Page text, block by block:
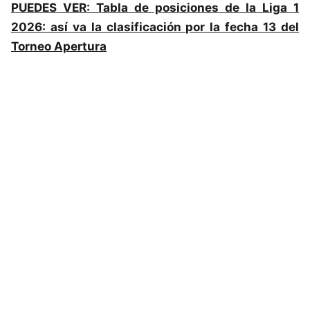
PUEDES VER: Tabla de posiciones de la Liga 1
2026: así va la clasificación por la fecha 13 del
Torneo Apertura